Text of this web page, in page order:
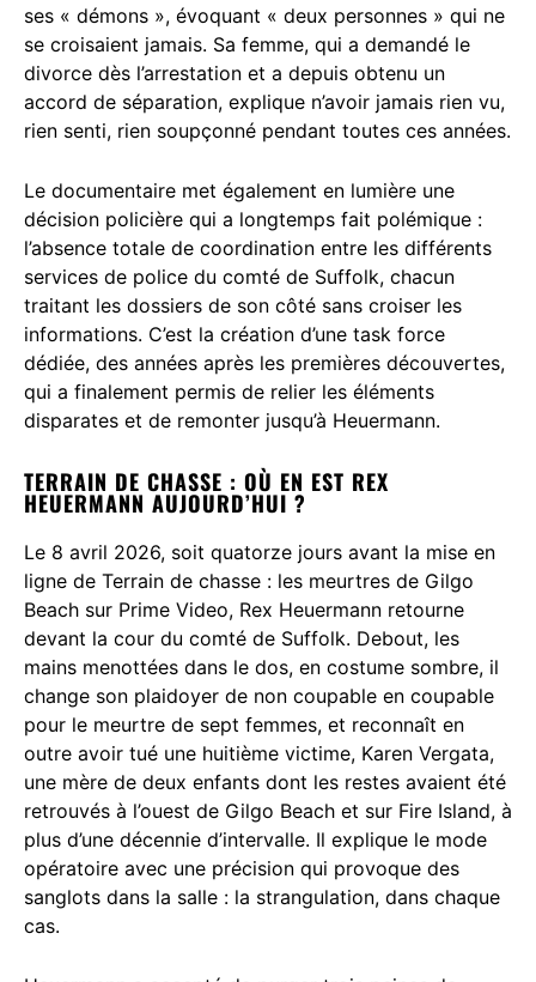
ses « démons », évoquant « deux personnes » qui ne
se croisaient jamais. Sa femme, qui a demandé le
divorce dès l’arrestation et a depuis obtenu un
accord de séparation, explique n’avoir jamais rien vu,
rien senti, rien soupçonné pendant toutes ces années.
Le documentaire met également en lumière une
décision policière qui a longtemps fait polémique :
l’absence totale de coordination entre les différents
services de police du comté de Suffolk, chacun
traitant les dossiers de son côté sans croiser les
informations. C’est la création d’une task force
dédiée, des années après les premières découvertes,
qui a finalement permis de relier les éléments
disparates et de remonter jusqu’à Heuermann.
TERRAIN DE CHASSE : OÙ EN EST REX
HEUERMANN AUJOURD’HUI ?
Le 8 avril 2026, soit quatorze jours avant la mise en
ligne de Terrain de chasse : les meurtres de Gilgo
Beach sur Prime Video, Rex Heuermann retourne
devant la cour du comté de Suffolk. Debout, les
mains menottées dans le dos, en costume sombre, il
change son plaidoyer de non coupable en coupable
pour le meurtre de sept femmes, et reconnaît en
outre avoir tué une huitième victime, Karen Vergata,
une mère de deux enfants dont les restes avaient été
retrouvés à l’ouest de Gilgo Beach et sur Fire Island, à
plus d’une décennie d’intervalle. Il explique le mode
opératoire avec une précision qui provoque des
sanglots dans la salle : la strangulation, dans chaque
cas.